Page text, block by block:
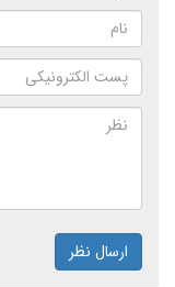
ارسال نظر